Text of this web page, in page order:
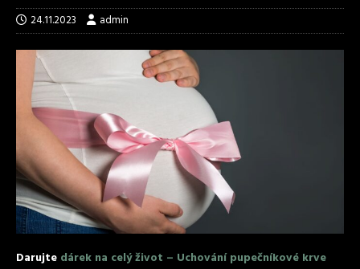
24.11.2023 admin
Darujte dárek na celý život – Uchování pupečníkové krve